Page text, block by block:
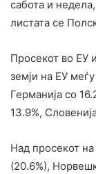
сабота и
листата се
Просекот во ЕУ
земји на ЕУ
Германија со
13.9%,
Над просекот на
(20.6%),